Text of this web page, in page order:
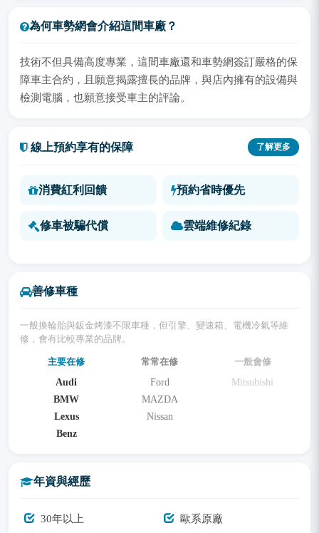
為何車勢網會介紹這間車廠？
技術不但具備高度專業，這間車廠還和車勢網簽訂嚴格的保
障車主合約，且願意揭露擅長的品牌，與店內擁有的設備與
檢測電腦，也願意接受車主的評論。
線上預約享有的保障 了解更多
消費紅利回饋 預約省時優先
修車被騙代償 雲端維修紀錄
善修車種
一般換輪胎與鈑金烤漆不限車種，但引擎、變速箱、電機冷氣等維
修，會有比較專業的品牌。
主要在修
Audi
BMW
Lexus
Benz
常常在修
Ford
MAZDA
Nissan
一般會修
Mitsubishi
年資與經歷
30年以上
歐系原廠